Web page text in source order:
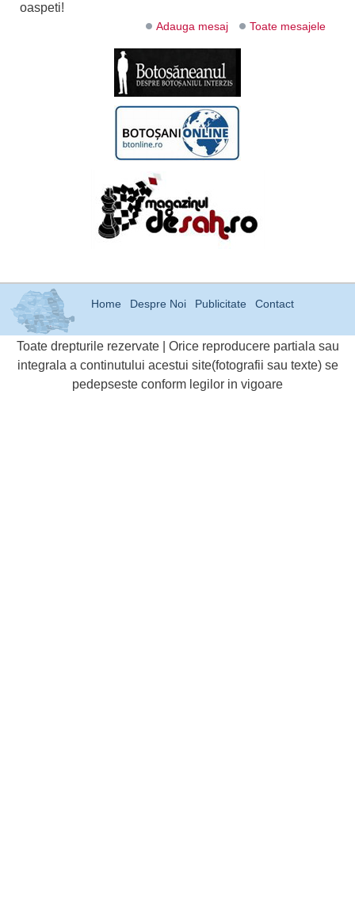
oaspeti!
Adauga mesaj Toate mesajele
Home Despre Noi Publicitate Contact
Toate drepturile rezervate | Orice reproducere partiala sau
integrala a continutului acestui site(fotografii sau texte) se
pedepseste conform legilor in vigoare